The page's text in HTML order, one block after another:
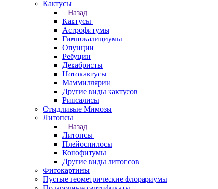
Кактусы
Назад
Кактусы
Астрофитумы
Гимнокалициумы
Опунции
Ребуции
Декабристы
Нотокактусы
Маммиллярии
Другие виды кактусов
Рипсалисы
Стыдливые Мимозы
Литопсы
Назад
Литопсы
Плейоспилосы
Конофитумы
Другие виды литопсов
Фитокартины
Пустые геометрические флорариумы